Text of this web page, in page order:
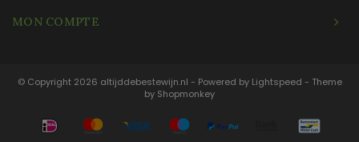
MON COMPTE
© Copyright 2026 altijddebestewijn.nl - Powered by Lightspeed - Theme
by Shopmonkey